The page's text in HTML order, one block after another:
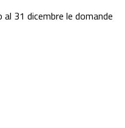
al 31 dicembre le domande